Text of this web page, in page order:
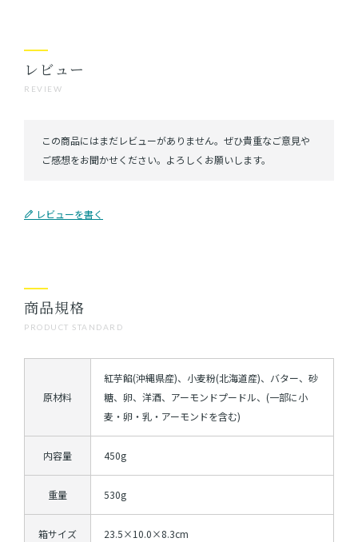
REVIEW
レビュー
レビューを書く
PRODUCT STANDARD
商品規格
原材料
紅芋餡(沖縄県産)、小麦粉(北海道産)、バター、砂
糖、卵、洋酒、アーモンドプードル、(一部に小
麦・卵・乳・アーモンドを含む)
内容量 450g
重量 530g
箱サイズ 23.5×10.0×8.3cm